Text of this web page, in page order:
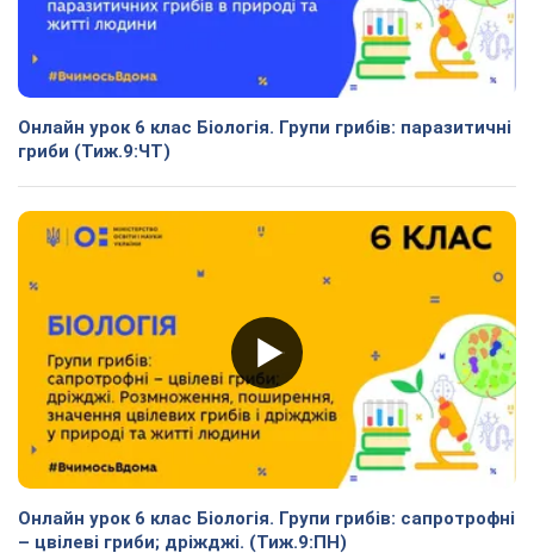
Онлайн урок 6 клас Біологія. Групи грибів: паразитичні
гриби (Тиж.9:ЧТ)
Онлайн урок 6 клас Біологія. Групи грибів: сапротрофні
– цвілеві гриби; дріжджі. (Тиж.9:ПН)